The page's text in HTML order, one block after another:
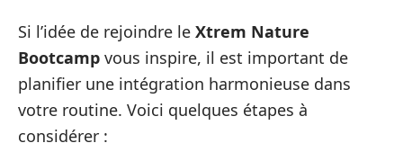
Si l’idée de rejoindre le Xtrem Nature
Bootcamp vous inspire, il est important de
planifier une intégration harmonieuse dans
votre routine. Voici quelques étapes à
considérer :